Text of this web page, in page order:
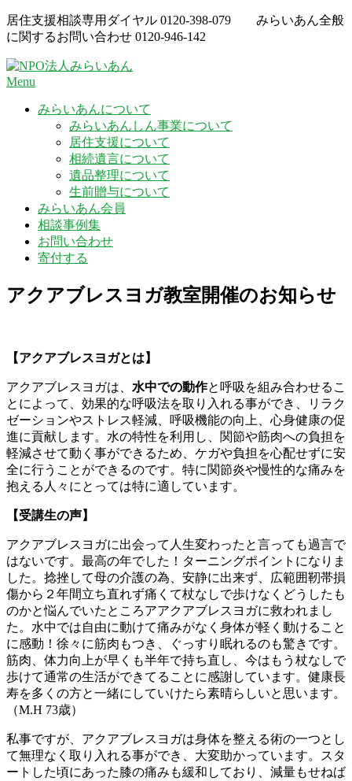
Skip
to
content
居住支援相談専用ダイヤル 0120-398-079
みらいあん全般
に関するお問い合わせ 0120-946-142
Menu
みらいあんについて
みらいあんしん事業について
居住支援について
相続遺言について
遺品整理について
生前贈与について
みらいあん会員
相談事例集
お問い合わせ
寄付する
アクアブレスヨガ教室開催のお知らせ
【アクアブレスヨガとは】
アクアブレスヨガは、 水中での動作と呼吸を組み合わせるこ
とによって、効果的な呼吸法を取り入れる事ができ、リラク
ゼーションやストレス軽減、呼吸機能の向上、心身健康の促
進に貢献します。水の特性を利用し、関節や筋肉への負担を
軽減させて動く事ができるため、ケガや負担を心配せずに安
全に行うことができるのです。特に関節炎や慢性的な痛みを
抱える人々にとっては特に適しています。
【受講生の声】
アクアブレスヨガに出会って人生変わったと言っても過言で
はないです。最高の年でした！ターニングポイントになりま
した。捻挫して母の介護の為、安静に出来ず、広範囲靭帯損
傷から２年間立ち直れず痛くて杖なしで歩けなくどうしたも
のかと悩んでいたところアアクアブレスヨガに救われまし
た。水中では自由に動けて痛みがなく身体が軽く動けること
に感動！徐々に筋肉もつき、ぐっすり眠れるのも驚きです。
筋肉、体力向上が早くも半年で持ち直し、今はもう杖なしで
歩けて通常の生活ができてることに感謝しています。健康長
寿を多くの方と一緒にしていけたら素晴らしいと思います。
（M.H 73歳）
私事ですが、アクアブレスヨガは身体を整える術の一つとし
て無理なく取り入れる事ができ、大変助かっています。スタ
ートした頃にあった膝の痛みも緩和しており、減量もせねば